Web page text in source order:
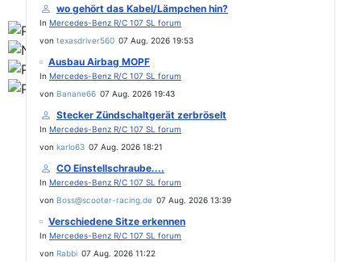
wo gehört das Kabel/Lämpchen hin?
In Mercedes-Benz R/C 107 SL forum
von texasdriver560 07 Aug. 2026 19:53
Ausbau Airbag MOPF
In Mercedes-Benz R/C 107 SL forum
von Banane66 07 Aug. 2026 19:43
Stecker Zündschaltgerät zerbröselt
In Mercedes-Benz R/C 107 SL forum
von karlo63 07 Aug. 2026 18:21
CO Einstellschraube....
In Mercedes-Benz R/C 107 SL forum
von Boss@scooter-racing.de 07 Aug. 2026 13:39
Verschiedene Sitze erkennen
In Mercedes-Benz R/C 107 SL forum
von Rabbi 07 Aug. 2026 11:22